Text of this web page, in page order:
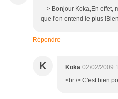
---> Bonjour Koka,En effet,
que l'on entend le plus
Répondre
K Koka 02/02/2009
<br /> C'est bien